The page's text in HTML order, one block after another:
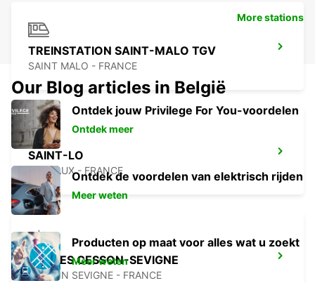
TREINSTATION SAINT-MALO TGV
SAINT MALO - FRANCE
SAINT-LO
AGNEAUX - FRANCE
RENNES CESSON-SEVIGNE
CESSON SEVIGNE - FRANCE
More stations
Our Blog articles in België
Ontdek jouw Privilege For You-voordelen
Ontdek meer
Ontdek de voordelen van elektrisch rijden
Meer weten
Producten op maat voor alles wat u zoekt
Meer weten